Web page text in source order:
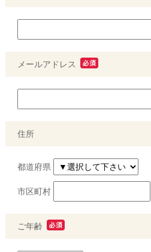
メールアドレス
住所
都道府県
市区町村
ご年齢